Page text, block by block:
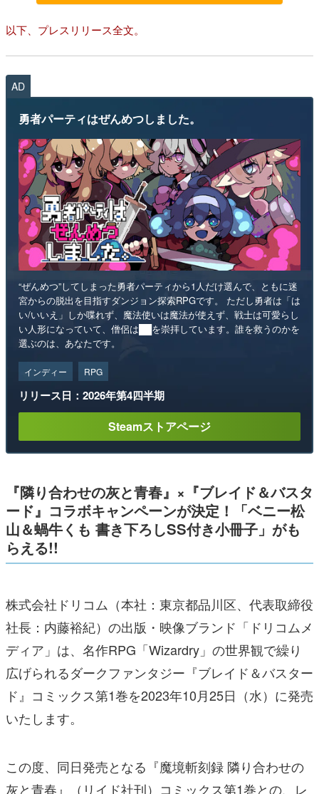
以下、プレスリリース全文。
AD
勇者パーティはぜんめつしました。
“ぜんめつ”してしまった勇者パーティから1人だけ選んで、ともに迷
宮からの脱出を目指すダンジョン探索RPGです。 ただし勇者は「は
い/いいえ」しか喋れず、魔法使いは魔法が使えず、戦士は可愛らし
い人形になっていて、僧侶は██を崇拝しています。誰を救うのかを
選ぶのは、あなたです。
インディー RPG
リリース日：2026年第4四半期
Steamストアページ
『隣り合わせの灰と青春』×『ブレイド＆バスタ
ード』コラボキャンペーンが決定！「ベニー松
山＆蝸牛くも 書き下ろしSS付き小冊子」がも
らえる!!
株式会社ドリコム（本社：東京都品川区、代表取締役
社長：内藤裕紀）の出版・映像ブランド「ドリコムメ
ディア」は、名作RPG「Wizardry」の世界観で繰り
広げられるダークファンタジー『ブレイド＆バスター
ド』コミックス第1巻を2023年10月25日（水）に発売
いたします。
この度、同日発売となる『魔境斬刻録 隣り合わせの
灰と青春』（リイド社刊）コミックス第1巻との、レ